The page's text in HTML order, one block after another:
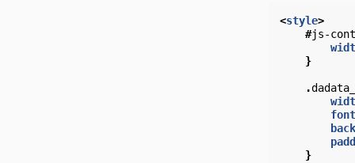
<style>
#js-
}
.
}